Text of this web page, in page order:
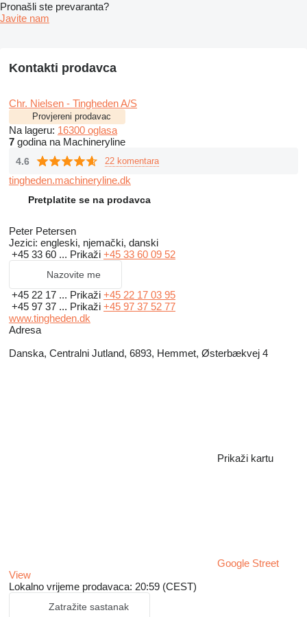
Pronašli ste prevaranta?
Javite nam
Kontakti prodavca
Chr. Nielsen - Tingheden A/S
Provjereni prodavac
Na lageru: 16300 oglasa
7 godina na Machineryline
4.6 22 komentara
tingheden.machineryline.dk
Pretplatite se na prodavca
Peter Petersen
Jezici: engleski, njemački, danski
+45 33 60 ... Prikaži +45 33 60 09 52
Nazovite me
+45 22 17 ... Prikaži +45 22 17 03 95
+45 97 37 ... Prikaži +45 97 37 52 77
www.tingheden.dk
Adresa
Danska, Centralni Jutland, 6893, Hemmet, Østerbækvej 4
Prikaži kartu
Google Street
View
Lokalno vrijeme prodavaca: 20:59 (CEST)
Zatražite sastanak